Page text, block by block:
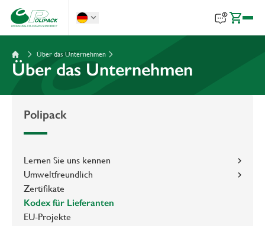
Über das Unternehmen
Über das Unternehmen
Polipack
Lernen Sie uns kennen
Umweltfreundlich
Zertifikate
Kodex für Lieferanten
EU-Projekte